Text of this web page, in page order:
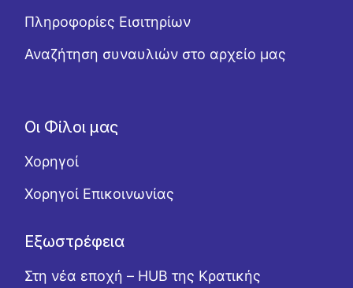
Πληροφορίες Εισιτηρίων
Αναζήτηση συναυλιών στο αρχείο μας
Οι Φίλοι μας
Χορηγοί
Χορηγοί Επικοινωνίας
Εξωστρέφεια
Στη νέα εποχή – HUB της Κρατικής